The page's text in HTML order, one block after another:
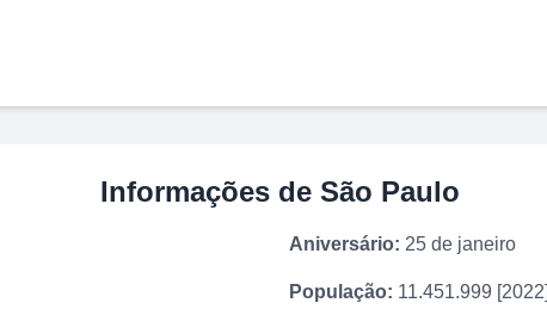
Informações de São Paulo
Aniversário: 25 de janeiro
População: 11.451.999